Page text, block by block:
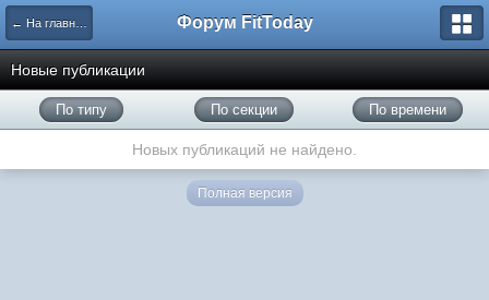
← На главную Форум FitToday
Новые публикации
По типу По секции По времени
Новых публикаций не найдено.
Полная версия